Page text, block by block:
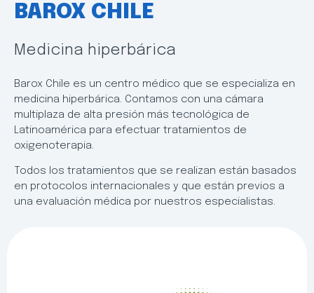
BAROX CHILE
Medicina hiperbárica
Barox Chile es un centro médico que se especializa en
medicina hiperbárica. Contamos con una cámara
multiplaza de alta presión más tecnológica de
Latinoamérica para efectuar tratamientos de
oxigenoterapia.
Todos los tratamientos que se realizan están basados
en protocolos internacionales y que están previos a
una evaluación médica por nuestros especialistas.